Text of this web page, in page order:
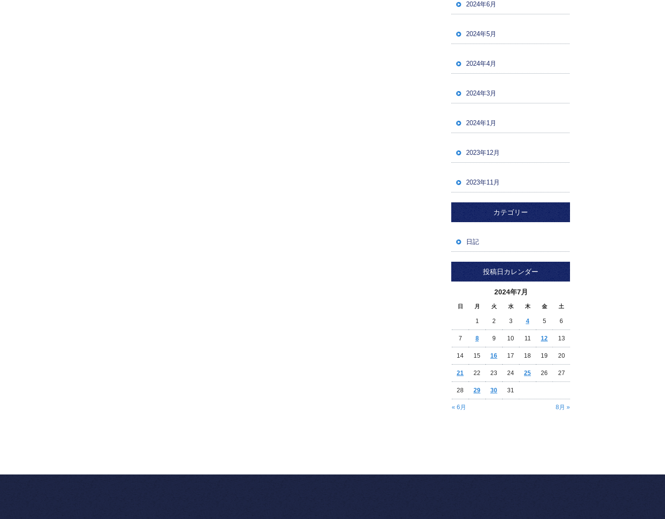
2024年6月
2024年5月
2024年4月
2024年3月
2024年1月
2023年12月
2023年11月
カテゴリー
日記
投稿日カレンダー
2024年7月
日 月 火 水 木 金 土
« 6月 8月 »
1 2 3 4 5 6
7 8 9 10 11 12 13
14 15 16 17 18 19 20
21 22 23 24 25 26 27
28 29 30 31